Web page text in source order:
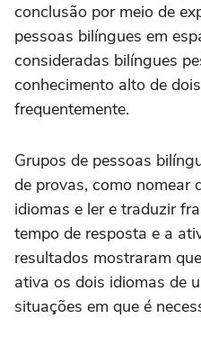
conclusão por meio de
pessoas bilíngues em
consideradas bilíngues
conhecimento alto de
frequentemente.
Grupos de pessoas
de provas, como nomear
idiomas e ler e traduzir
tempo de resposta e a
resultados mostraram
ativa os dois idiomas de
situações em que é